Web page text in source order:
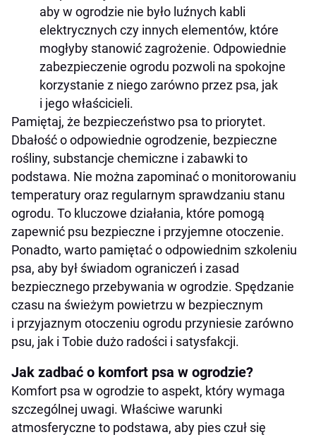
aby w ogrodzie nie było luźnych kabli
elektrycznych czy innych elementów, które
mogłyby stanowić zagrożenie. Odpowiednie
zabezpieczenie ogrodu pozwoli na spokojne
korzystanie z niego zarówno przez psa, jak
i jego właścicieli.
Pamiętaj, że bezpieczeństwo psa to priorytet.
Dbałość o odpowiednie ogrodzenie, bezpieczne
rośliny, substancje chemiczne i zabawki to
podstawa. Nie można zapominać o monitorowaniu
temperatury oraz regularnym sprawdzaniu stanu
ogrodu. To kluczowe działania, które pomogą
zapewnić psu bezpieczne i przyjemne otoczenie.
Ponadto, warto pamiętać o odpowiednim szkoleniu
psa, aby był świadom ograniczeń i zasad
bezpiecznego przebywania w ogrodzie. Spędzanie
czasu na świeżym powietrzu w bezpiecznym
i przyjaznym otoczeniu ogrodu przyniesie zarówno
psu, jak i Tobie dużo radości i satysfakcji.
Jak zadbać o komfort psa w ogrodzie?
Komfort psa w ogrodzie to aspekt, który wymaga
szczególnej uwagi. Właściwe warunki
atmosferyczne to podstawa, aby pies czuł się